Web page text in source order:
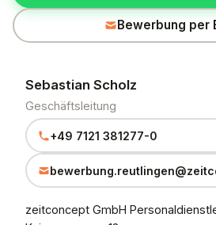
Bewerbung per
Sebastian Scholz
Geschäftsleitung
+49 7121 381277-0
zeitconcept GmbH